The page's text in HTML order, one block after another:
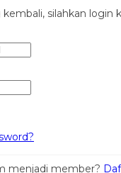
silahkan login
menjadi member?